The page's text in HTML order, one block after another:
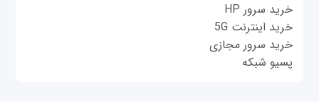
خرید سرور HP
خرید اینترنت 5G
خرید سرور مجازی
پسیو شبکه